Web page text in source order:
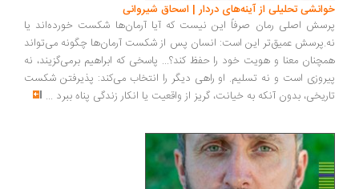
تحلیلی از آینه‌های دردار | اسحاق شیروانی
اصلی رمان صرفاً این نیست که آیا آرمان‌ها شکست خورده‌اند یا
عمیق‌تر این است: انسان پس از شکست آرمان‌ها چگونه می‌تواند
معنا و هویت خود را حفظ کند؟... پاسخی که ابراهیم برمی‌گزیند، نه
است و نه تسلیم. او راهی دیگر را انتخاب می‌کند: پذیرفتن شکست
بدون آنکه به خیانت، گریز از واقعیت یا انکار زندگی پناه ببرد...